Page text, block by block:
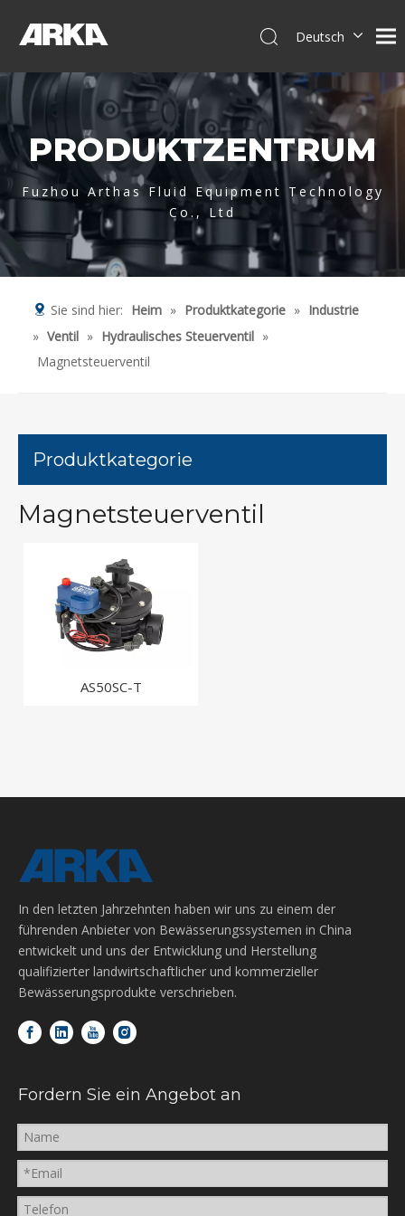
Deutsch
简体中文
العربية
Français
Pусский
Español
Italiano
PRODUKTZENTRUM
Fuzhou Arthas Fluid Equipment Technology
Co., Ltd
Sie sind hier: Heim » Produktkategorie » Industrie
» Ventil » Hydraulisches Steuerventil »
Magnetsteuerventil
Produktkategorie
Magnetsteuerventil
AS50SC-T
In den letzten Jahrzehnten haben wir uns zu einem der
führenden Anbieter von Bewässerungssystemen in China
entwickelt und uns der Entwicklung und Herstellung
qualifizierter landwirtschaftlicher und kommerzieller
Bewässerungsprodukte verschrieben.
Fordern Sie ein Angebot an